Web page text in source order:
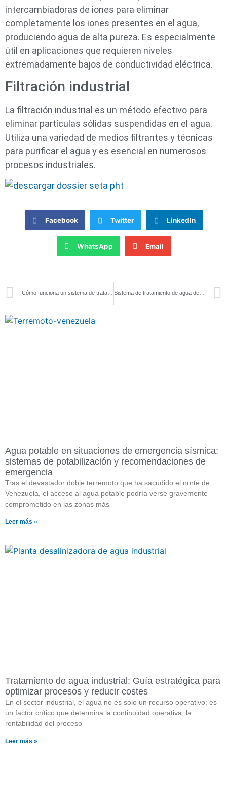
intercambiadoras de iones para eliminar
completamente los iones presentes en el agua,
produciendo agua de alta pureza. Es especialmente
útil en aplicaciones que requieren niveles
extremadamente bajos de conductividad eléctrica.
Filtración industrial
La filtración industrial es un método efectivo para
eliminar partículas sólidas suspendidas en el agua.
Utiliza una variedad de medios filtrantes y técnicas
para purificar el agua y es esencial en numerosos
procesos industriales.
Facebook Twitter LinkedIn
WhatsApp Email
Sistema de tratamiento de agua de una torre de enfriamiento
Agua potable en situaciones de emergencia sísmica:
sistemas de potabilización y recomendaciones de
emergencia
Tras el devastador doble terremoto que ha sacudido el norte de
Venezuela, el acceso al agua potable podría verse gravemente
comprometido en las zonas más
Leer más »
Tratamiento de agua industrial: Guía estratégica para
optimizar procesos y reducir costes
En el sector industrial, el agua no es solo un recurso operativo; es
un factor crítico que determina la continuidad operativa, la
rentabilidad del proceso
Leer más »